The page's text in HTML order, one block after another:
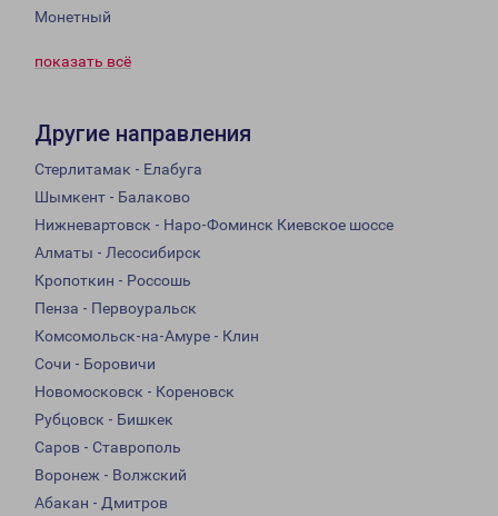
Монетный
показать всё
Другие направления
Стерлитамак - Елабуга
Шымкент - Балаково
Нижневартовск - Наро-Фоминск Киевское шоссе
Алматы - Лесосибирск
Кропоткин - Россошь
Пенза - Первоуральск
Комсомольск-на-Амуре - Клин
Сочи - Боровичи
Новомосковск - Кореновск
Рубцовск - Бишкек
Саров - Ставрополь
Воронеж - Волжский
Абакан - Дмитров